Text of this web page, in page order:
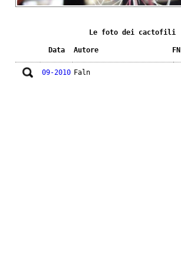
Le foto dei cactofili
Data Autore FN
09-2010 Faln